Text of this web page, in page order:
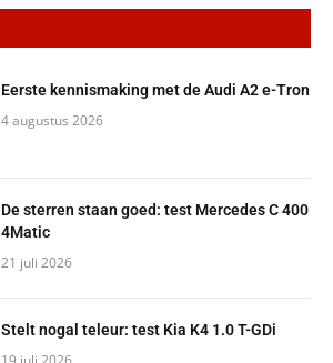
Eerste kennismaking met de Audi A2 e-Tron
4 augustus 2026
De sterren staan goed: test Mercedes C 400
4Matic
21 juli 2026
Stelt nogal teleur: test Kia K4 1.0 T-GDi